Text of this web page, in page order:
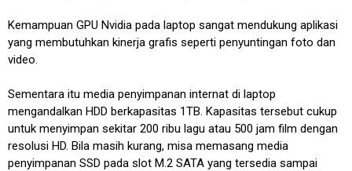
Kemampuan GPU Nvidia pada laptop sangat mendukung aplikasi
yang membutuhkan kinerja grafis seperti penyuntingan foto dan
video.
Sementara itu media penyimpanan internat di laptop
mengandalkan HDD berkapasitas 1TB. Kapasitas tersebut cukup
untuk menyimpan sekitar 200 ribu lagu atau 500 jam film dengan
resolusi HD. Bila masih kurang, misa memasang media
penyimpanan SSD pada slot M.2 SATA yang tersedia sampai